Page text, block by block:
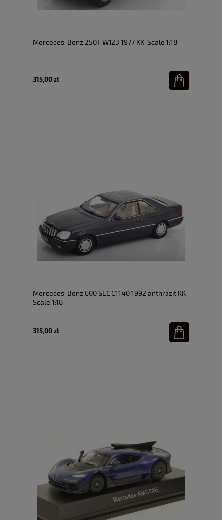
Mercedes-Benz 250T W123 1977 KK-Scale 1:18
315,00 zł
Mercedes-Benz 600 SEC C1140 1992 anthrazit KK-
Scale 1:18
315,00 zł